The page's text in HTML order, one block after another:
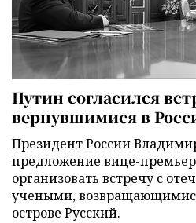
Путин согласился
вернувшимися в
Президент России
предложение вице-
организовать встречу с
учеными,
острове Русский.